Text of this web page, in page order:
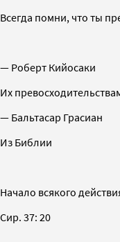
Всегда помни, что ты
— Роберт Кийосаки
Их
— Бальтасар Грасиан
Из Библии
Начало всякого
Сир. 37: 20